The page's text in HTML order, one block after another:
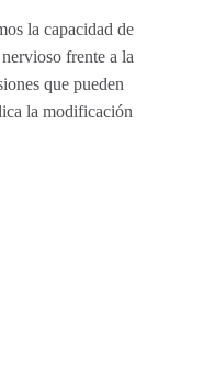
la capacidad de
frente a la
que pueden
la modificación